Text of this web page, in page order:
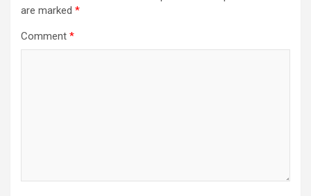
are marked *
Comment *